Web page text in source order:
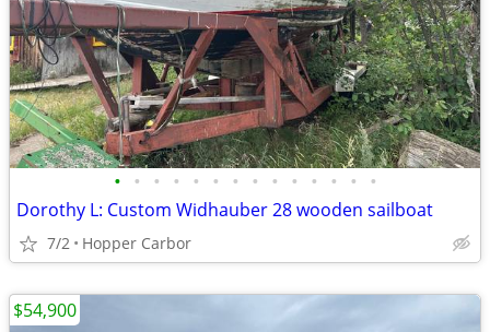
• • • • • • • • • • • • • •
Dorothy L: Custom Widhauber 28 wooden sailboat
7/2 Hopper Carbor
$54,900